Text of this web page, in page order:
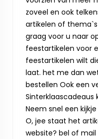
zoveel en ook
artikelen of
graag voor u naar
feestartikelen voor
feestartikelen wilt
laat. het me dan
bestellen Ook een
Sinterklaascadeaus
Neem snel een
O, jee staat het
website? bel of mail